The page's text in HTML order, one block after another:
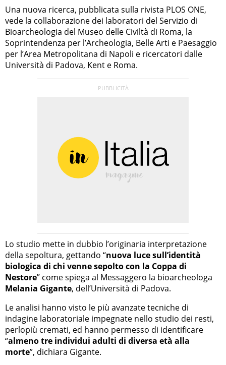
Una nuova ricerca, pubblicata sulla rivista PLOS ONE,
vede la collaborazione dei laboratori del Servizio di
Bioarcheologia del Museo delle Civiltà di Roma, la
Soprintendenza per l’Archeologia, Belle Arti e Paesaggio
per l’Area Metropolitana di Napoli e ricercatori dalle
Università di Padova, Kent e Roma.
Lo studio mette in dubbio l’originaria interpretazione
della sepoltura, gettando “nuova luce sull’identità
biologica di chi venne sepolto con la Coppa di
Nestore” come spiega al Messaggero la bioarcheologa
Melania Gigante, dell’Università di Padova.
Le analisi hanno visto le più avanzate tecniche di
indagine laboratoriale impegnate nello studio dei resti,
perlopiù cremati, ed hanno permesso di identificare
“almeno tre individui adulti di diversa età alla
morte”, dichiara Gigante.